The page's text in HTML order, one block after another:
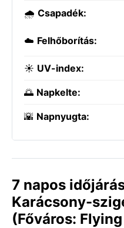
🌧️ Csapadék:
☁️ Felhőborítás:
☀️ UV-index:
🌅 Napkelte:
🌇 Napnyugta:
7 napos
Karácsony-
(Főváros: